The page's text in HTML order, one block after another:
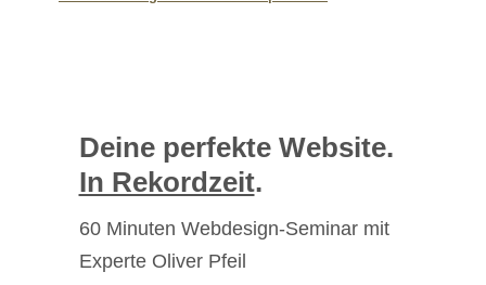
Deine perfekte Website.
In Rekordzeit.
60 Minuten Webdesign-Seminar mit
Experte Oliver Pfeil